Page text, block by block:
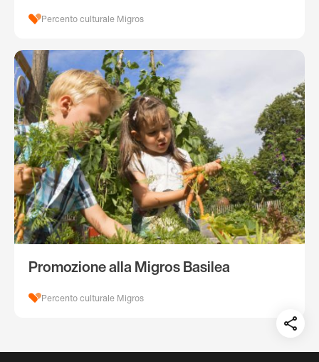
Percento culturale Migros
Promozione alla Migros Basilea
Percento culturale Migros
auf: